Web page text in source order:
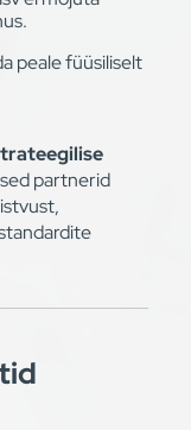
peale füüsiliselt
partnerid